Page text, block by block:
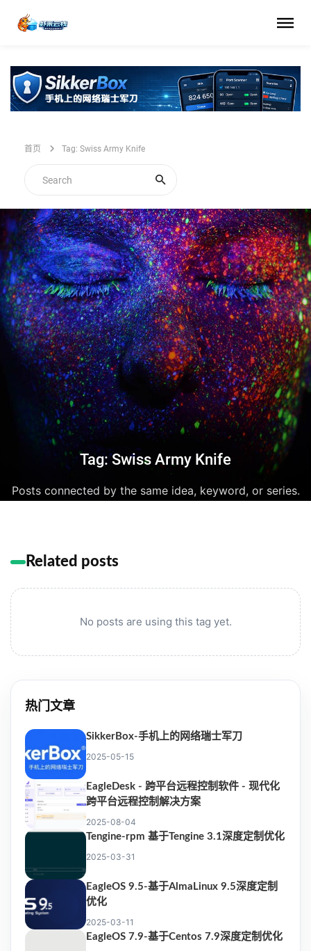
首页 Tag: Swiss Army Knife
Tag: Swiss Army Knife
Posts connected by the same idea, keyword, or series.
Related posts
No posts are using this tag yet.
热门文章
SikkerBox-手机上的网络瑞士军刀
2025-05-15
EagleDesk - 跨平台远程控制软件 - 现代化
跨平台远程控制解决方案
2025-08-04
Tengine-rpm 基于Tengine 3.1深度定制优化
2025-03-31
EagleOS 9.5-基于AlmaLinux 9.5深度定制
优化
2025-03-11
EagleOS 7.9-基于Centos 7.9深度定制优化